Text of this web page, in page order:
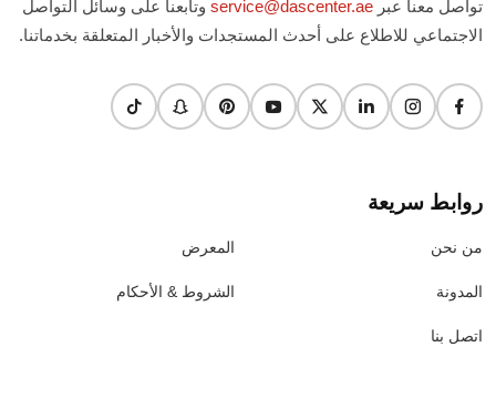
تواصل معنا عبر service@dascenter.ae وتابعنا على وسائل التواصل
الاجتماعي للاطلاع على أحدث المستجدات والأخبار المتعلقة بخدماتنا.
روابط سريعة
من نحن
المدونة
اتصل بنا
المعرض
الشروط & الأحكام